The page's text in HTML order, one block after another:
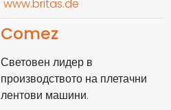
www.britas.de
Comez
Световен лидер в
производството на плетачни
лентови машини.